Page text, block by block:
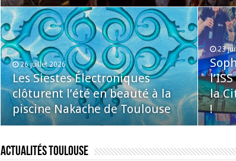
26 juillet 2026
Les Siestes Électroniques
clôturent l’été en beauté à la
piscine Nakache de Toulouse
23
la
!
Actualités Toulouse